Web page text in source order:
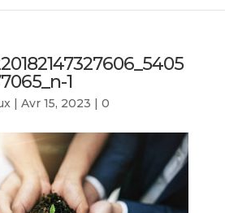
1
| Avr 15, 2023 | 0